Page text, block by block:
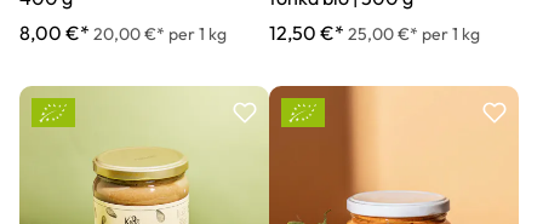
8,00 €* 20,00 €* per 1 kg
12,50 €* 25,00 €* per 1 kg